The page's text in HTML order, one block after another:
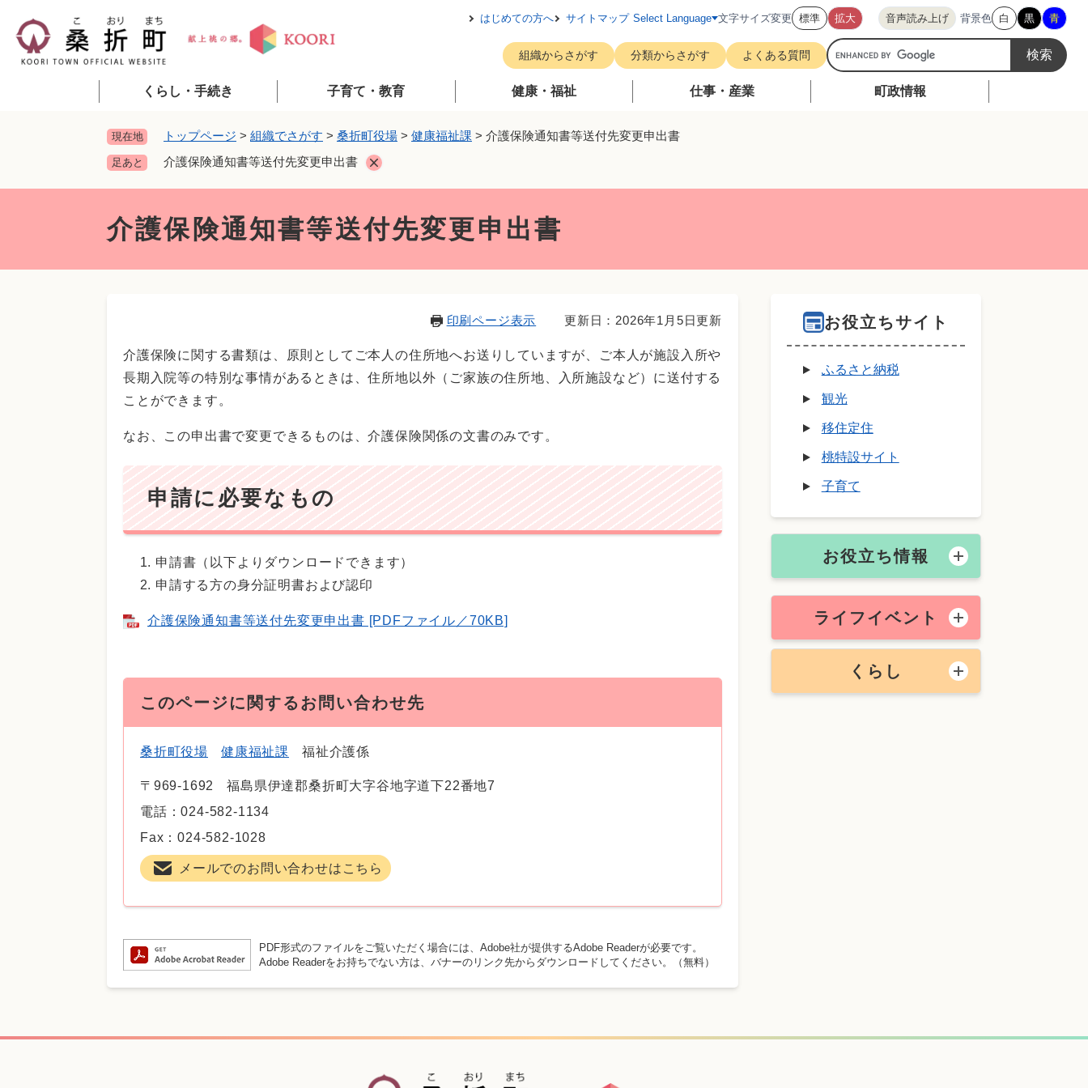
メニューを飛ばして本文へ
はじめての方へ サイトマップ Select Language 文字サイズ変更 標準 拡大 音声読み上げ 背景色 白 黒 青
組織からさがす 分類からさがす よくある質問
G
o
くらし・手続き 子育て・教育 健康・福祉 仕事・産業 町政情報
現在地 トップページ > 組織でさがす > 桑折町役場 > 健康福祉課 > 介護保険通知書等送付先変更申出書
足あと 介護保険通知書等送付先変更申出書
介護保険通知書等送付先変更申出書
印刷ページ表示 更新日：2026年1月5日更新
介護保険に関する書類は、原則としてご本人の住所地へお送りしていますが、ご本人が施設入所や
長期入院等の特別な事情があるときは、住所地以外（ご家族の住所地、入所施設など）に送付する
ことができます。
なお、この申出書で変更できるものは、介護保険関係の文書のみです。
申請に必要なもの
申請書（以下よりダウンロードできます）
申請する方の身分証明書および認印
介護保険通知書等送付先変更申出書 [PDFファイル／70KB]
このページに関するお問い合わせ先
桑折町役場 健康福祉課 福祉介護係
〒969-1692
福島県伊達郡桑折町大字谷地字道下22番地7
電話：024-582-1134
Fax：024-582-1028
メールでのお問い合わせはこちら
PDF形式のファイルをご覧いただく場合には、Adobe社が提供するAdobe Readerが必要です。
Adobe Readerをお持ちでない方は、バナーのリンク先からダウンロードしてください。（無料）
お役立ちサイト
ふるさと納税
観光
移住定住
桃特設サイト
子育て
お役立ち情報
ライフイベント
くらし